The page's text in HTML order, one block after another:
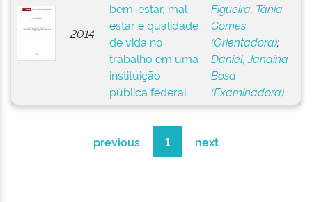
2014
bem-estar, mal-
estar e qualidade
de vida no
trabalho em uma
instituição
pública federal
Figueira, Tânia
Gomes
(Orientadora);
Daniel, Janaína
Bosa
(Examinadora)
previous 1 next